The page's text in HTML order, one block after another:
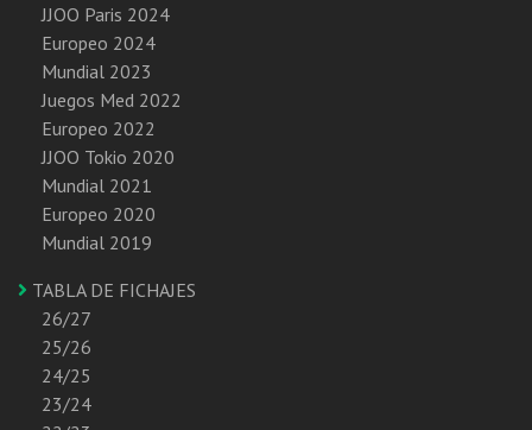
JJOO Paris 2024
Europeo 2024
Mundial 2023
Juegos Med 2022
Europeo 2022
JJOO Tokio 2020
Mundial 2021
Europeo 2020
Mundial 2019
TABLA DE FICHAJES
26/27
25/26
24/25
23/24